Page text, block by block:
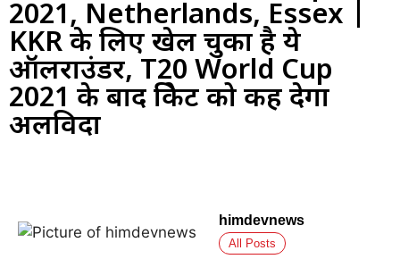
2021, Netherlands, Essex |
KKR के लिए खेल चुका है ये
ऑलराउंडर, T20 World Cup
2021 के बाद क्रिकेट को कह देगा
अलविदा
himdevnews
All Posts